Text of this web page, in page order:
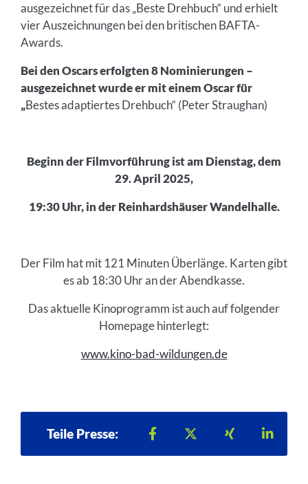
ausgezeichnet für das „Beste Drehbuch“ und erhielt
vier Auszeichnungen bei den britischen BAFTA-
Awards.
Bei den Oscars erfolgten 8 Nominierungen –
ausgezeichnet wurde er mit einem Oscar für
„Bestes adaptiertes Drehbuch“ (Peter Straughan)
Beginn der Filmvorführung ist am Dienstag, dem
29. April 2025,
19:30 Uhr, in der Reinhardshäuser Wandelhalle.
Der Film hat mit 121 Minuten Überlänge. Karten gibt
es ab 18:30 Uhr an der Abendkasse.
Das aktuelle Kinoprogramm ist auch auf folgender
Homepage hinterlegt:
www.kino-bad-wildungen.de
Teile Presse: Teilen auf Facebook
Teilen auf X
Teilen auf